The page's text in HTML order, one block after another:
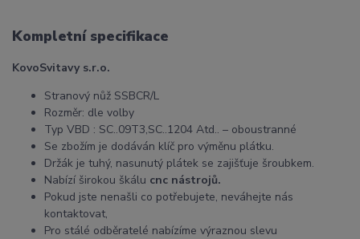
Kompletní specifikace
KovoSvitavy s.r.o.
Stranový nůž SSBCR/L
Rozměr: dle volby
Typ VBD : SC..09T3,SC..1204 Atd.. – oboustranné
Se zbožím je dodáván klíč pro výměnu plátku.
Držák je tuhý, nasunutý plátek se zajišťuje šroubkem.
Nabízí širokou škálu cnc nástrojů.
Pokud jste nenašli co potřebujete, neváhejte nás
kontaktovat,
Pro stálé odběratelé nabízíme výraznou slevu